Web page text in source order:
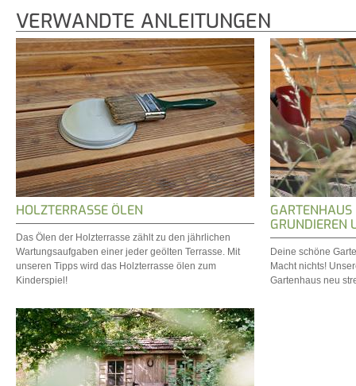
VERWANDTE ANLEITUNGEN
HOLZTERRASSE ÖLEN
Das Ölen der Holzterrasse zählt zu den jährlichen
Wartungsaufgaben einer jeder geölten Terrasse. Mit
unseren Tipps wird das Holzterrasse ölen zum
Kinderspiel!
GARTENHAUS
GRUNDIEREN
Deine schöne
Macht nichts!
Gartenhaus neu